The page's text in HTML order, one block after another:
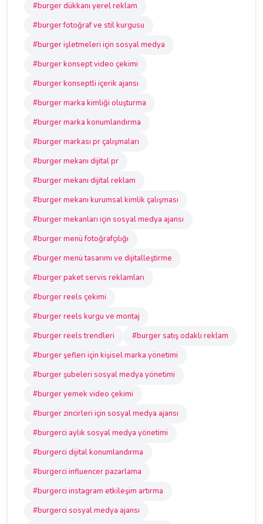
#burger dükkanı yerel reklam
#burger fotoğraf ve stil kurgusu
#burger işletmeleri için sosyal medya
#burger konsept video çekimi
#burger konseptli içerik ajansı
#burger marka kimliği oluşturma
#burger marka konumlandırma
#burger markası pr çalışmaları
#burger mekanı dijital pr
#burger mekanı dijital reklam
#burger mekanı kurumsal kimlik çalışması
#burger mekanları için sosyal medya ajansı
#burger menü fotoğrafçılığı
#burger menü tasarımı ve dijitalleştirme
#burger paket servis reklamları
#burger reels çekimi
#burger reels kurgu ve montaj
#burger reels trendleri
#burger satış odaklı reklam
#burger şefleri için kişisel marka yönetimi
#burger şubeleri sosyal medya yönetimi
#burger yemek video çekimi
#burger zincirleri için sosyal medya ajansı
#burgerci aylık sosyal medya yönetimi
#burgerci dijital konumlandırma
#burgerci influencer pazarlama
#burgerci instagram etkileşim artırma
#burgerci sosyal medya ajansı